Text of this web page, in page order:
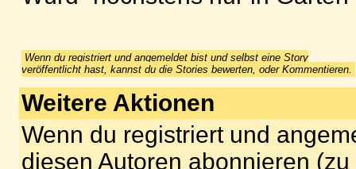
Wenn du registriert und angemeldet bist und selbst eine Story
veröffentlicht hast, kannst du die Stories bewerten, oder Kommentieren.
Weitere Aktionen
Wenn du registriert und
diesen Autoren abonnieren